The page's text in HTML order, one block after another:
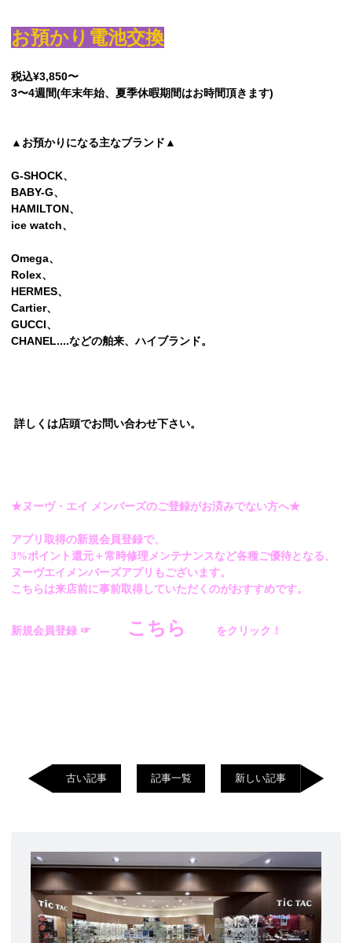
お預かり電池交換
税込¥3,850〜
3〜4週間(年末年始、夏季休暇期間はお時間頂きます)
▲お預かりになる主なブランド▲
G-SHOCK、
BABY-G、
HAMILTON、
ice watch、
Omega、
Rolex、
HERMES、
Cartier、
GUCCI、
CHANEL....などの舶来、ハイブランド。
詳しくは店頭でお問い合わせ下さい。
★ヌーヴ・エイ メンバーズのご登録がお済みでない方へ★
アプリ取得の新規会員登録で、
3%ポイント還元＋常時修理メンテナンスなど各種ご優待となる、
ヌーヴエイメンバーズアプリもございます。
こちらは来店前に事前取得していただくのがおすすめです。
新規会員登録 ☞ こちら をクリック！
古い記事 記事一覧 新しい記事